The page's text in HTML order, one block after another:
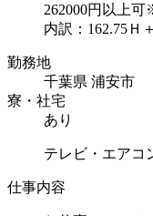
262000円以上
内訳：162.75Ｈ
勤務地
千葉県 浦安市
寮・社宅
あり
テレビ・エアコ
仕事内容